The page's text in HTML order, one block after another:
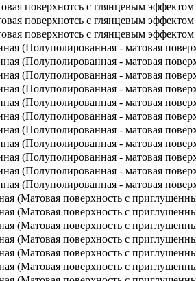
поверхнотсь с глянцевым эффектом
поверхнотсь с глянцевым эффектом
поверхнотсь с глянцевым эффектом
(Полуполированная - матовая
(Полуполированная - матовая
(Полуполированная - матовая
(Полуполированная - матовая
(Полуполированная - матовая
(Полуполированная - матовая
(Полуполированная - матовая
(Полуполированная - матовая
(Полуполированная - матовая
(Полуполированная - матовая
(Полуполированная - матовая
(Матовая поверхность с
(Матовая поверхность с
(Матовая поверхность с
(Матовая поверхность с
(Матовая поверхность с
(Матовая поверхность с